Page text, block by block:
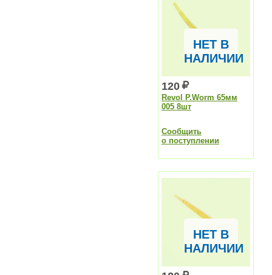
НЕТ В
НАЛИЧИИ
120
Revol P.Worm 65мм
005 8шт
Сообщить
о поступлении
НЕТ В
НАЛИЧИИ